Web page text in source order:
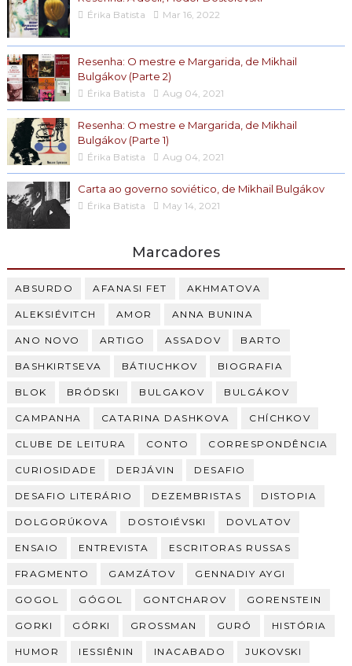
Érika Batista Mar 16, 2022
Resenha: O mestre e Margarida, de Mikhail
Bulgákov (Parte 2)
Érika Batista Aug 04, 2021
Resenha: O mestre e Margarida, de Mikhail
Bulgákov (Parte 1)
Érika Batista Aug 04, 2021
Carta ao governo soviético, de Mikhail Bulgákov
Érika Batista May 14, 2021
Marcadores
ABSURDO AFANASI FET AKHMATOVA
ALEKSIÉVITCH AMOR ANNA BUNINA
ANO NOVO ARTIGO ASSADOV BARTO
BASHKIRTSEVA BÁTIUCHKOV BIOGRAFIA
BLOK BRÓDSKI BULGAKOV BULGÁKOV
CAMPANHA CATARINA DASHKOVA CHÍCHKOV
CLUBE DE LEITURA CONTO CORRESPONDÊNCIA
CURIOSIDADE DERJÁVIN DESAFIO
DESAFIO LITERÁRIO DEZEMBRISTAS DISTOPIA
DOLGORÚKOVA DOSTOIÉVSKI DOVLATOV
ENSAIO ENTREVISTA ESCRITORAS RUSSAS
FRAGMENTO GAMZÁTOV GENNADIY AYGI
GOGOL GÓGOL GONTCHAROV GORENSTEIN
GORKI GÓRKI GROSSMAN GURÓ HISTÓRIA
HUMOR IESSIÊNIN INACABADO JUKOVSKI